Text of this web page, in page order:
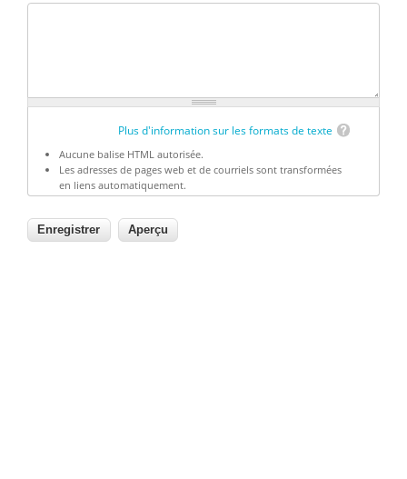
Plus d'information sur les formats de texte
Aucune balise HTML autorisée.
Les adresses de pages web et de courriels sont transformées
en liens automatiquement.